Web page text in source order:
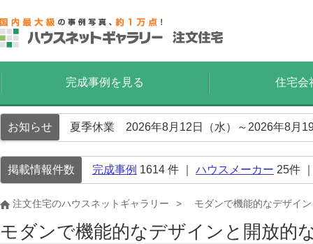
完成事例を見る 住宅会
お知らせ 夏季休業 2026年8月12日（水）～2026年8月
掲載情報件数 完成事例 1614 件 ｜ ハウスメーカー 25件
注文住宅のハウスネットギャラリー モダンで機能的なデザイ
モダンで機能的なデザインと開放的